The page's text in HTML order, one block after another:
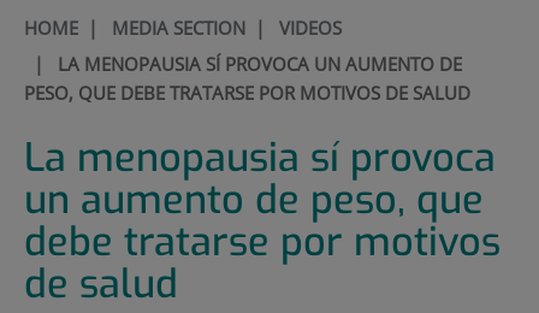
HOME| MEDIA SECTION| VIDEOS
| LA MENOPAUSIA SÍ PROVOCA UN AUMENTO DE
PESO, QUE DEBE TRATARSE POR MOTIVOS DE SALUD
La menopausia sí provoca
un aumento de peso, que
debe tratarse por motivos
de salud